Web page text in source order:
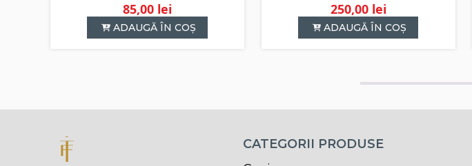
85,00 lei
ADAUGĂ ÎN COȘ
250,00 lei
ADAUGĂ ÎN COȘ
CATEGORII PRODUSE